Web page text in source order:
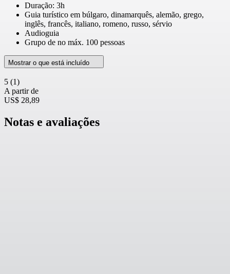
Duração: 3h
Guia turístico em búlgaro, dinamarquês, alemão, grego,
inglês, francês, italiano, romeno, russo, sérvio
Audioguia
Grupo de no máx. 100 pessoas
Mostrar o que está incluído
5 (1)
A partir de
US$ 28,89
Notas e avaliações